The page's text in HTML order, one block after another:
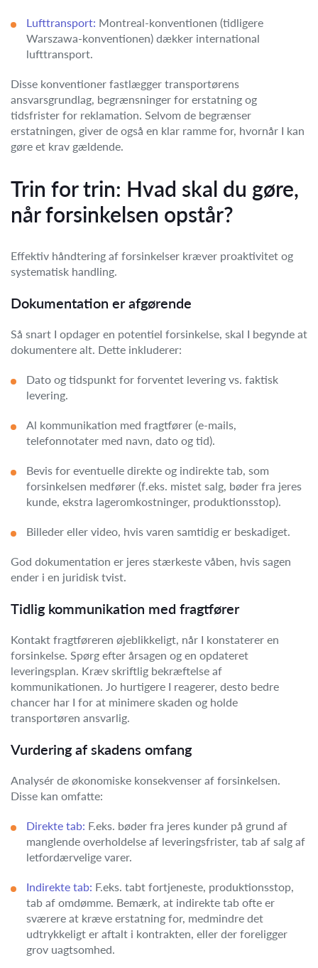
Lufttransport: Montreal-konventionen (tidligere
Warszawa-konventionen) dækker international
lufttransport.
Disse konventioner fastlægger transportørens
ansvarsgrundlag, begrænsninger for erstatning og
tidsfrister for reklamation. Selvom de begrænser
erstatningen, giver de også en klar ramme for, hvornår I kan
gøre et krav gældende.
Trin for trin: Hvad skal du gøre,
når forsinkelsen opstår?
Effektiv håndtering af forsinkelser kræver proaktivitet og
systematisk handling.
Dokumentation er afgørende
Så snart I opdager en potentiel forsinkelse, skal I begynde at
dokumentere alt. Dette inkluderer:
Dato og tidspunkt for forventet levering vs. faktisk
levering.
Al kommunikation med fragtfører (e-mails,
telefonnotater med navn, dato og tid).
Bevis for eventuelle direkte og indirekte tab, som
forsinkelsen medfører (f.eks. mistet salg, bøder fra jeres
kunde, ekstra lageromkostninger, produktionsstop).
Billeder eller video, hvis varen samtidig er beskadiget.
God dokumentation er jeres stærkeste våben, hvis sagen
ender i en juridisk tvist.
Tidlig kommunikation med fragtfører
Kontakt fragtføreren øjeblikkeligt, når I konstaterer en
forsinkelse. Spørg efter årsagen og en opdateret
leveringsplan. Kræv skriftlig bekræftelse af
kommunikationen. Jo hurtigere I reagerer, desto bedre
chancer har I for at minimere skaden og holde
transportøren ansvarlig.
Vurdering af skadens omfang
Analysér de økonomiske konsekvenser af forsinkelsen.
Disse kan omfatte:
Direkte tab: F.eks. bøder fra jeres kunder på grund af
manglende overholdelse af leveringsfrister, tab af salg af
letfordærvelige varer.
Indirekte tab: F.eks. tabt fortjeneste, produktionsstop,
tab af omdømme. Bemærk, at indirekte tab ofte er
sværere at kræve erstatning for, medmindre det
udtrykkeligt er aftalt i kontrakten, eller der foreligger
grov uagtsomhed.